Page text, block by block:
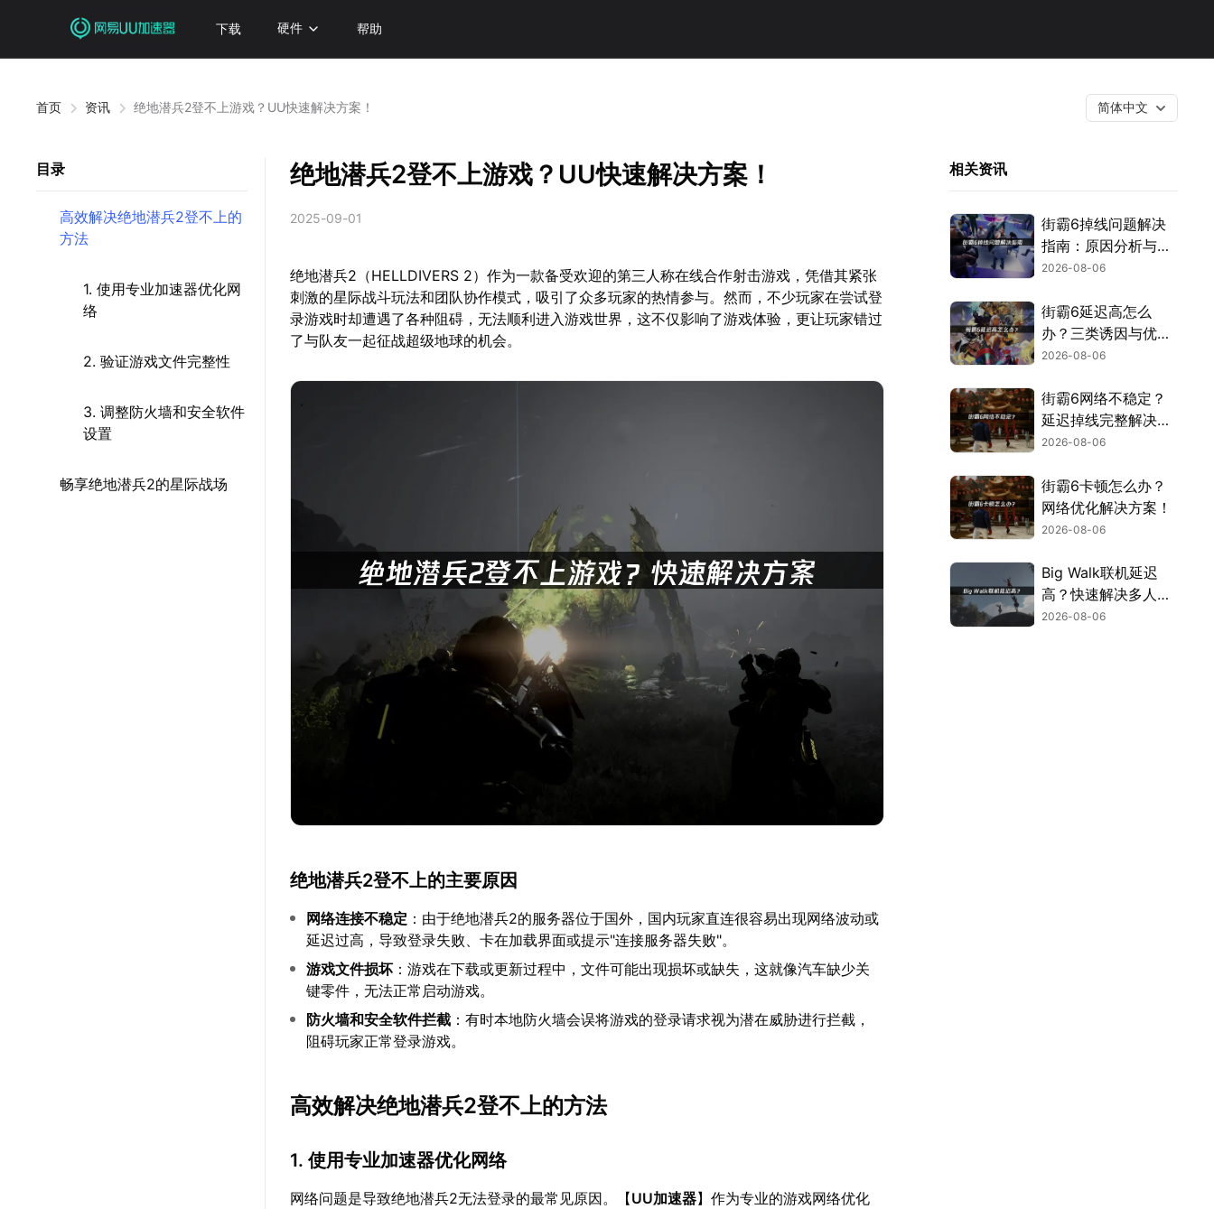
下载 硬件 帮助
首页 资讯 绝地潜兵2登不上游戏？UU快速解决方案！ 简体中文
目录
高效解决绝地潜兵2登不上的
方法
1. 使用专业加速器优化网
络
2. 验证游戏文件完整性
3. 调整防火墙和安全软件
设置
畅享绝地潜兵2的星际战场
绝地潜兵2登不上游戏？UU快速解决方案！
2025-09-01
绝地潜兵2（HELLDIVERS 2）作为一款备受欢迎的第三人称在线合作射击游戏，凭借其紧张
刺激的星际战斗玩法和团队协作模式，吸引了众多玩家的热情参与。然而，不少玩家在尝试登
录游戏时却遭遇了各种阻碍，无法顺利进入游戏世界，这不仅影响了游戏体验，更让玩家错过
了与队友一起征战超级地球的机会。
绝地潜兵2登不上的主要原因
网络连接不稳定 ：由于绝地潜兵2的服务器位于国外，国内玩家直连很容易出现网络波动或
延迟过高，导致登录失败、卡在加载界面或提示"连接服务器失败"。
游戏文件损坏 ：游戏在下载或更新过程中，文件可能出现损坏或缺失，这就像汽车缺少关
键零件，无法正常启动游戏。
防火墙和安全软件拦截 ：有时本地防火墙会误将游戏的登录请求视为潜在威胁进行拦截，
阻碍玩家正常登录游戏。
高效解决绝地潜兵2登不上的方法
1. 使用专业加速器优化网络
网络问题是导致绝地潜兵2无法登录的最常见原因。【UU加速器】作为专业的游戏网络优化
相关资讯
街霸6掉线问题解决
指南：原因分析与网
络优化技巧！
2026-08-06
街霸6延迟高怎么
办？三类诱因与优化
解决方案！
2026-08-06
街霸6网络不稳定？
延迟掉线完整解决指
南！
2026-08-06
街霸6卡顿怎么办？
网络优化解决方案！
2026-08-06
Big Walk联机延迟
高？快速解决多人联
机卡顿问题！
2026-08-06